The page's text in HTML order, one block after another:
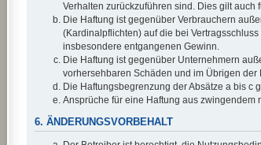
Verhalten zurückzuführen sind. Dies gilt
Die Haftung ist gegenüber Verbrauchern
(Kardinalpflichten) auf die bei
insbesondere entgangenen Gewinn.
Die Haftung ist gegenüber Unternehmern
vorhersehbaren Schäden und im Übrigen
Die Haftungsbegrenzung der Absätze a bis
Ansprüche für eine Haftung aus zwingendem
6. ÄNDERUNGSVORBEHALT